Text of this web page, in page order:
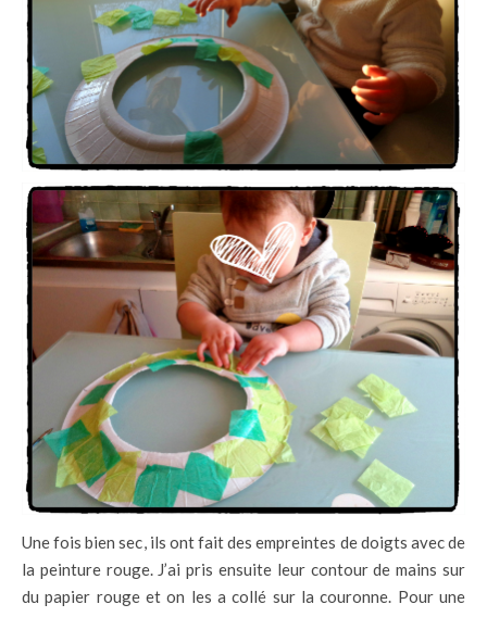
Une fois bien sec, ils ont fait des empreintes de doigts avec de
la peinture rouge. J’ai pris ensuite leur contour de mains sur
du papier rouge et on les a collé sur la couronne. Pour une